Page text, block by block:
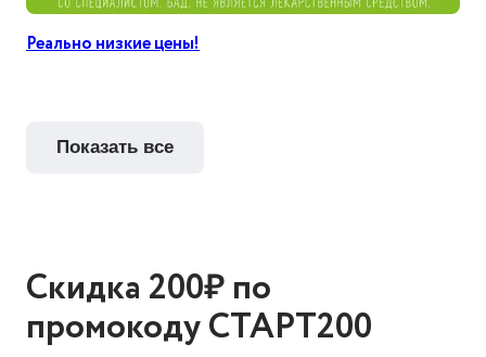
Реально низкие цены!
показать все
Скидка 200₽ по
промокоду СТАРТ200